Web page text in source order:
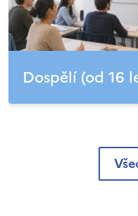
Dospělí (od 16